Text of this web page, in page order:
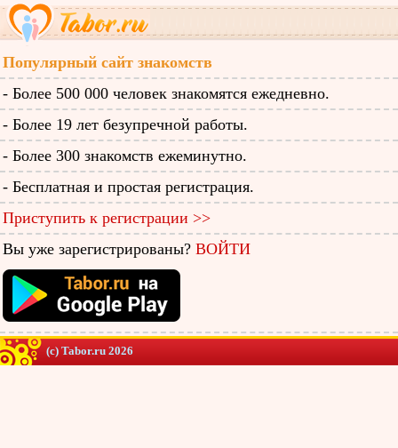
Популярный сайт знакомств
- Более 500 000 человек знакомятся ежедневно.
- Более 19 лет безупречной работы.
- Более 300 знакомств ежеминутно.
- Бесплатная и простая регистрация.
Приступить к регистрации >>
Вы уже зарегистрированы? ВОЙТИ
(c) Tabor.ru 2026